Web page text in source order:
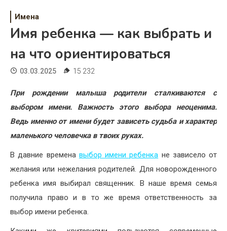
Дом
Жизнь
Хобби
Красота
Недвижимость
Имена
Имя ребенка — как выбрать и
на что ориентироваться
03.03.2025 15 232
При рождении малыша родители сталкиваются с
выбором имени. Важность этого выбора неоценима.
Ведь именно от имени будет зависеть судьба и характер
маленького человечка в твоих руках.
В давние времена выбор имени ребенка не зависело от
желания или нежелания родителей. Для новорожденного
ребенка имя выбирал священник. В наше время семья
получила право и в то же время ответственность за
выбор имени ребенка.